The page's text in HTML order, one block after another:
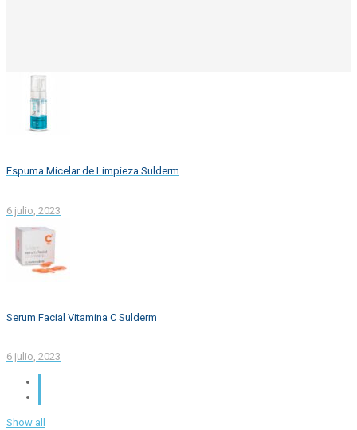
Espuma Micelar de Limpieza Sulderm
6 julio, 2023
Serum Facial Vitamina C Sulderm
6 julio, 2023
Show all